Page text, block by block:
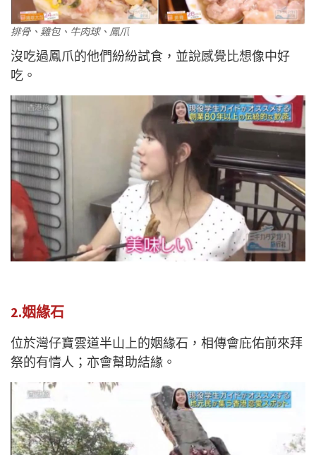
排骨、雞包、牛肉球、鳳爪
沒吃過鳳爪的他們紛紛試食，並說感覺比想像中好
吃。
2.姻緣石
位於灣仔寶雲道半山上的姻緣石，相傳會庇佑前來拜
祭的有情人；亦會幫助結緣。